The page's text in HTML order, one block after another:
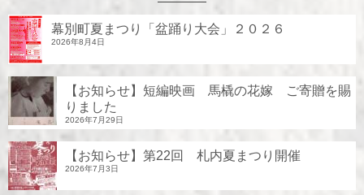
幕別町夏まつり「盆踊り大会」２０２６
2026年8月4日
【お知らせ】短編映画 馬橇の花嫁 ご寄贈を賜
りました
2026年7月29日
【お知らせ】第22回 札内夏まつり開催
2026年7月3日